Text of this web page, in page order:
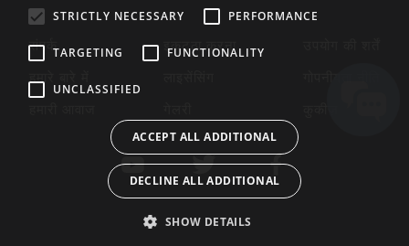
संपर्क इकट्ठा करना
STRICTLY NECESSARY
PERFORMANCE
TARGETING FUNCTIONALITY
UNCLASSIFIED
ACCEPT ALL ADDITIONAL
DECLINE ALL ADDITIONAL
SHOW DETAILS